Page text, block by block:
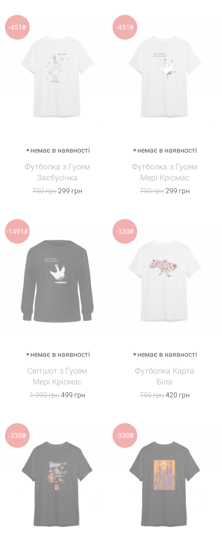
-451₴
немає в наявності
Футболка з Гусем
Заєбусічка
750 грн299 грн
-451₴
немає в наявності
Футболка з Гусем
Мері Крісмас
750 грн299 грн
-1491₴
немає в наявності
Світшот з Гусем
Мері Крісмас
1 990 грн499 грн
-330₴
немає в наявності
Футболка Карта
Біла
750 грн420 грн
-330₴ -330₴